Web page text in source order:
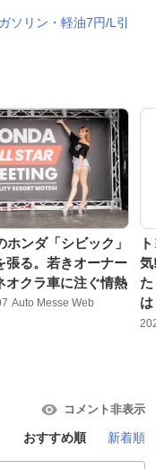
ソリン・軽油7円/L引
ホンダ「シビック」
張る。若きオーナー
オクラ車に注ぐ情熱
Auto Messe Web
は
コメント非表示
おすすめ順 新着順